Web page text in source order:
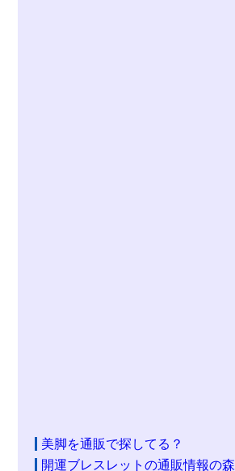
美脚を通販で探してる？
開運ブレスレットの通販情報の森